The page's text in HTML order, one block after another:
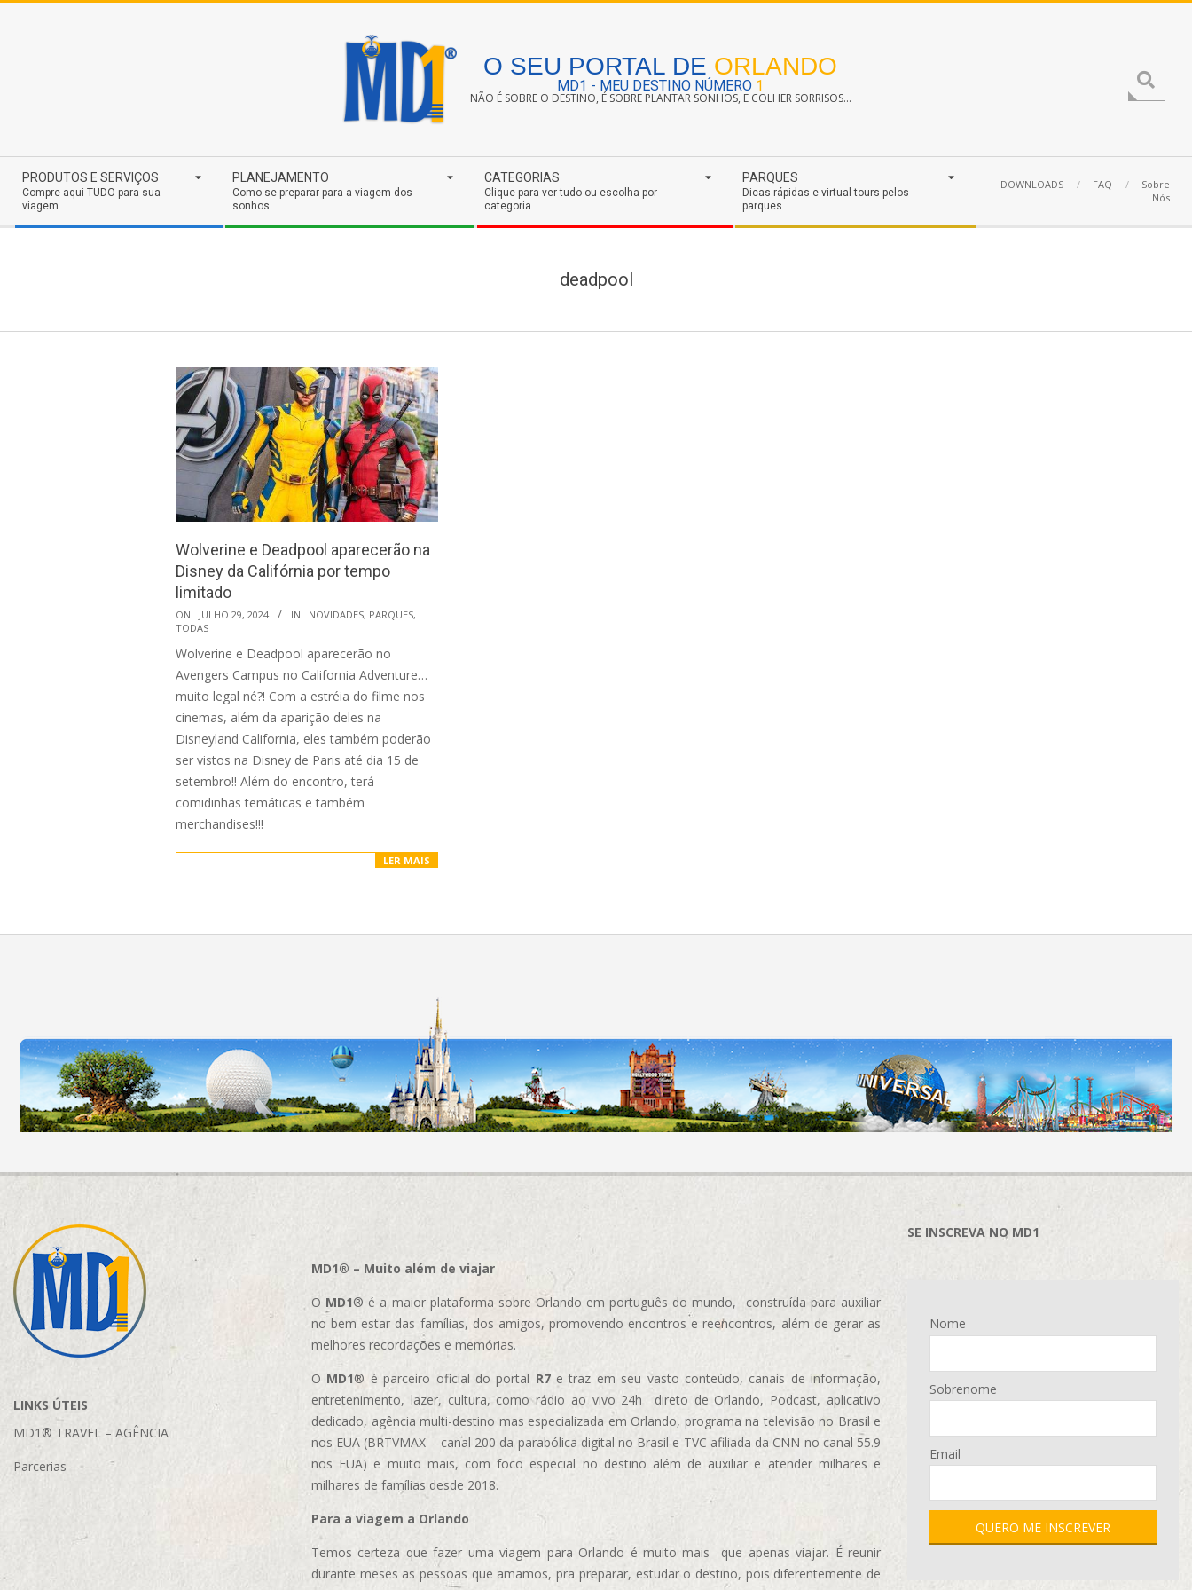
O SEU PORTAL DE ORLANDO
MD1 - MEU DESTINO NÚMERO 1
NÃO É SOBRE O DESTINO, É SOBRE PLANTAR SONHOS, E COLHER SORRISOS...
Navigation
Menu
PRODUTOS E SERVIÇOS
Compre aqui TUDO para sua
viagem
PLANEJAMENTO
Como se preparar para a viagem dos
sonhos
CATEGORIAS
Clique para ver tudo ou escolha por
categoria.
PARQUES
Dicas rápidas e virtual tours pelos
parques
DOWNLOADS FAQ
Sobre
Nós
deadpool
Wolverine e Deadpool aparecerão na
Disney da Califórnia por tempo
limitado
2024-
07-
29
ON: JULHO 29, 2024 IN: NOVIDADES, PARQUES,
TODAS
Wolverine e Deadpool aparecerão no
Avengers Campus no California Adventure…
muito legal né?! Com a estréia do filme nos
cinemas, além da aparição deles na
Disneyland California, eles também poderão
ser vistos na Disney de Paris até dia 15 de
setembro!! Além do encontro, terá
comidinhas temáticas e também
merchandises!!!
LER MAIS
LINKS ÚTEIS
MD1® TRAVEL – AGÊNCIA
Parcerias
MD1® – Muito além de viajar
O MD1® é a maior plataforma sobre Orlando em português do mundo, construída para auxiliar
no bem estar das famílias, dos amigos, promovendo encontros e reencontros, além de gerar as
melhores recordações e memórias.
O MD1® é parceiro oficial do portal R7e traz em seu vasto conteúdo, canais de informação,
entretenimento, lazer, cultura, como rádio ao vivo 24h direto de Orlando, Podcast, aplicativo
dedicado, agência multi-destino mas especializada em Orlando, programa na televisão no Brasil e
nos EUA (BRTVMAX – canal 200 da parabólica digital no Brasil e TVC afiliada da CNN no canal 55.9
nos EUA) e muito mais, com foco especial no destino além de auxiliar e atender milhares e
milhares de famílias desde 2018.
Para a viagem a Orlando
Temos certeza que fazer uma viagem para Orlando é muito mais que apenas viajar. É reunir
durante meses as pessoas que amamos, pra preparar, estudar o destino, pois diferentemente de
SE INSCREVA NO MD1
Nome
Sobrenome
Email